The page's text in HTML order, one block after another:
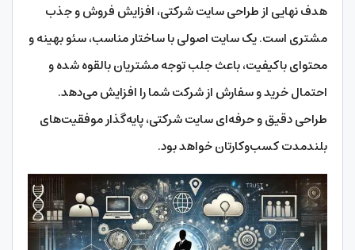
هدف نهایی از طراحی سایت شرکتی، افزایش فروش و جذب
مشتری است. یک سایت اصولی با ساختار مناسب، سئو بهینه و
محتوای باکیفیت، باعث جلب توجه مشتریان بالقوه شده و
احتمال خرید و سفارش از شرکت شما را افزایش می‌دهد.
طراحی دقیق و حرفه‌ای سایت شرکتی، پایه‌گذار موفقیت‌های
بلندمدت کسب‌وکارتان خواهد بود.